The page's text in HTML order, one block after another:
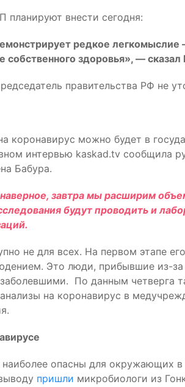
планируют внести сегодня:
редкое легкомыслие
здоровья», —
правительства РФ не
коронавирус можно будет в
интервью kaskad.tv сообщила
Бабура.
завтра мы расширим
будут проводить и
не для всех. На первом этапе
Это люди, прибывшие из-
По данным четверга
на коронавирус в
опасны для окружающих
пришли микробиологи из